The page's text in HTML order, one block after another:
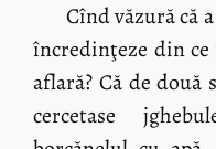
Cînd văzură că
încredinţeze din
aflară? Că de
cercetase